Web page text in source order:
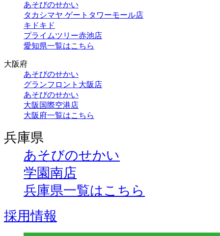
あそびのせかい
タカシマヤ ゲートタワーモール店
キドキド
プライムツリー赤池店
愛知県一覧はこちら
大阪府
あそびのせかい
グランフロント大阪店
あそびのせかい
大阪国際空港店
大阪府一覧はこちら
兵庫県
あそびのせかい
学園南店
兵庫県一覧はこちら
採用情報